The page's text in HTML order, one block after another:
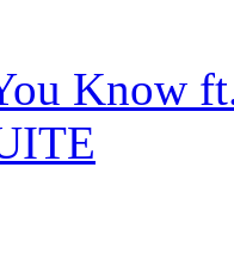
Know